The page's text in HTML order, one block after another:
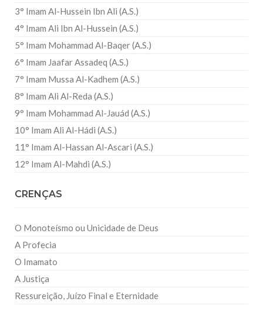
3° Imam Al-Hussein Ibn Ali (A.S.)
4° Imam Ali Ibn Al-Hussein (A.S.)
5° Imam Mohammad Al-Baqer (A.S.)
6° Imam Jaafar Assadeq (A.S.)
7° Imam Mussa Al-Kadhem (A.S.)
8° Imam Ali Al-Reda (A.S.)
9° Imam Mohammad Al-Jauád (A.S.)
10° Imam Ali Al-Hádi (A.S.)
11° Imam Al-Hassan Al-Ascari (A.S.)
12° Imam Al-Mahdi (A.S.)
CRENÇAS
O Monoteísmo ou Unicidade de Deus
A Profecia
O Imamato
A Justiça
Ressureição, Juízo Final e Eternidade